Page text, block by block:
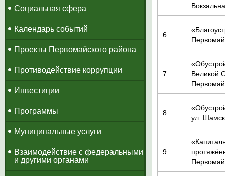
Социальная сфера
Календарь событий
Проекты Первомайского района
Противодействие коррупции
Инвестиции
Программы
Муниципальные услуги
Взаимодействие с федеральными
и другими органами
6
7
Великой
8
ул.
9